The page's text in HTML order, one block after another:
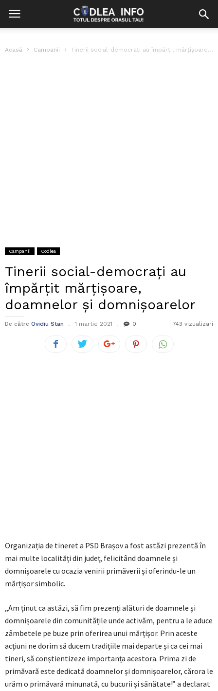
Acasă Campanii Tinerii social-democrați au împărțit mărțișoare, doamnelor și domnișoarelor
Campanii Codlea
Tinerii social-democrați au
împărțit mărțișoare,
doamnelor și domnișoarelor
De către Ovidiu Stan 1 martie 2021 0 743 vizualizari
Organizația de tineret a PSD Brașov a fost astăzi prezentă în
mai multe localități din județ, felicitând doamnele și
domnișoarele cu ocazia venirii primăverii și oferindu-le un
mărțișor simbolic.
„Am ținut ca astăzi, să fim prezenți alături de doamnele și
domnișoarele din comunitățile unde activăm, pentru a le aduce
zâmbetele pe buze prin oferirea unui mărțișor. Prin aceste
acțiuni ne dorim să ducem tradițiile mai departe și ca cei mai
tineri, să conștientizeze importanța acestora. Prima zi de
primăvară este dedicată doamnelor și domnișoarelor, cărora le
urăm o primăvară minunată, cu bucurii și sănătate!” a declarat